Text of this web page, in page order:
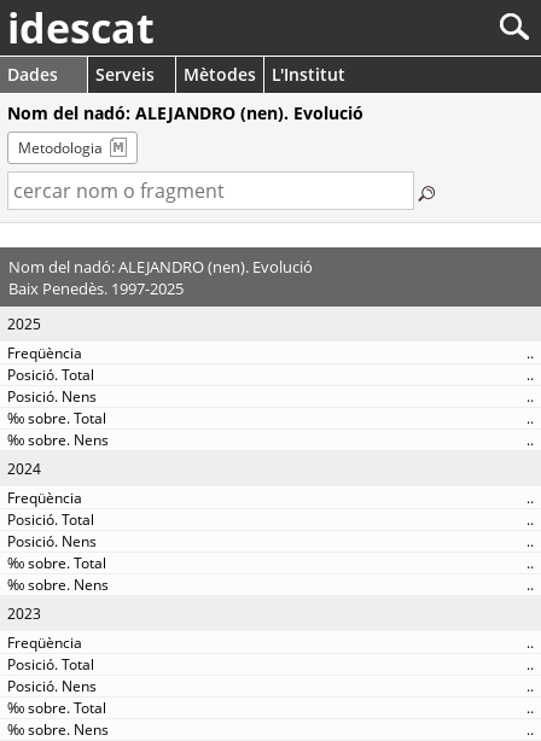
idescat
Dades Serveis Mètodes
L'Institut
Nom del nadó: ALEJANDRO (nen). Evolució
Metodologia
Nom del nadó: ALEJANDRO (nen). Evolució
Baix Penedès. 1997-2025
2025
..
..
..
..
..
2024
..
..
..
..
..
2023
..
..
..
..
..